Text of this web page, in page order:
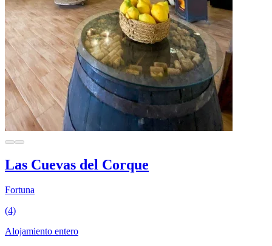
Las Cuevas del Corque
Fortuna
(4)
Alojamiento entero